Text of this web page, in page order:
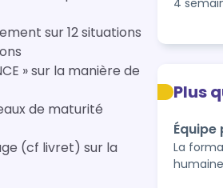
sur 12 situations
» sur la manière de
de maturité
(cf livret) sur la
4
Plus
La